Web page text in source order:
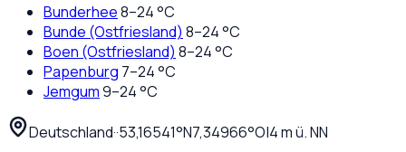
Bunderhee8–24°C
Bunde (Ostfriesland) 8–24°C
Boen (Ostfriesland) 8–24°C
Papenburg 7–24°C
Jemgum9–24°C
Deutschland··53,16541°N7,34966°O|4m ü. NN